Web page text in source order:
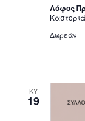
Λόφος
Δωρεάν
ΚΥ
19